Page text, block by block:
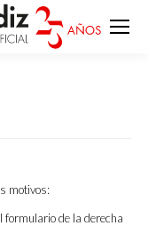
motivos:
formulario de la derecha